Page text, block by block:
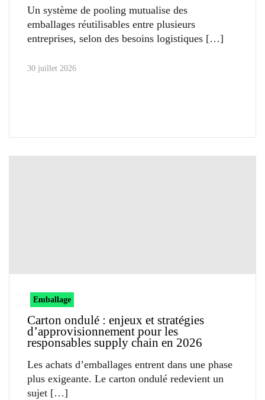
Un système de pooling mutualise des
emballages réutilisables entre plusieurs
entreprises, selon des besoins logistiques
30 juillet 2026
Emballage
Carton ondulé : enjeux et stratégies
d’approvisionnement pour les
responsables supply chain en 2026
Les achats d’emballages entrent dans une phase
plus exigeante. Le carton ondulé redevient un
sujet